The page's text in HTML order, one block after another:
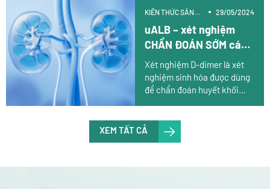
độ nhạy cao và thường dùng
kết hợp với phương pháp
khác.
KIẾN THỨC SẢN
29/05/2024
uALB – xét nghiệm
CHẨN ĐOÁN SỚM các
tổn thương Thận trong
đái tháo đường
Xét nghiệm D-dimer là xét
nghiệm sinh hóa được dùng
để chẩn đoán huyết khối
kết hợp với phương pháp
khác.
XEM TẤT CẢ